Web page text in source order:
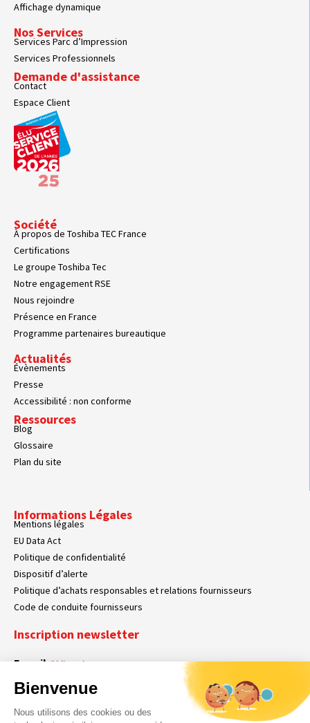
Affichage dynamique
Nos Services
Services Parc d’Impression
Services Professionnels
Demande d'assistance
Contact
Espace Client
Société
À propos de Toshiba TEC France
Certifications
Le groupe Toshiba Tec
Notre engagement RSE
Nous rejoindre
Présence en France
Programme partenaires bureautique
Actualités
Évènements
Presse
Accessibilité : non conforme
Ressources
Blog
Glossaire
Plan du site
Informations Légales
Mentions légales
EU Data Act
Politique de confidentialité
Dispositif d’alerte
Politique d’achats responsables et relations fournisseurs
Code de conduite fournisseurs
Inscription newsletter
E-mailObligatoire
Bienvenue
Nous utilisons des cookies ou des